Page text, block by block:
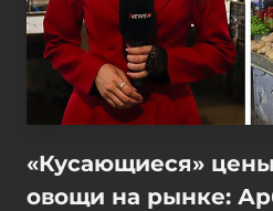
«Кусающиеся»
овощи на рынке: